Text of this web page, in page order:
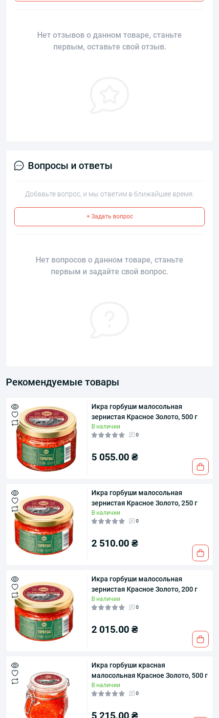
Нет отзывов о данном товаре, станьте
первым, оставьте свой отзыв.
Вопросы и ответы
Добавьте вопрос, и мы ответим в ближайшее время.
+ Задать вопрос
Нет вопросов о данном товаре, станьте
первым и задайте свой вопрос.
Рекомендуемые товары
Икра горбуши малосольная
зернистая Красное Золото, 500 г
В наличии
0
5 055.00 ₴
Икра горбуши малосольная
зернистая Красное Золото, 250 г
В наличии
0
2 510.00 ₴
Икра горбуши малосольная
зернистая Красное Золото, 200 г
В наличии
0
2 015.00 ₴
Икра горбуши красная
малосольная Красное Золото, 500 г
В наличии
0
5 215.00 ₴